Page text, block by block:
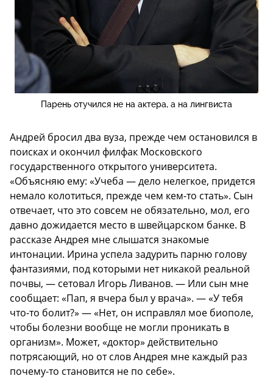
Парень отучился не на актера, а на лингвиста
Андрей бросил два вуза, прежде чем остановился в
поисках и окончил филфак Московского
государственного открытого университета.
«Объясняю ему: «Учеба — дело нелегкое, придется
немало колотиться, прежде чем кем-то стать». Сын
отвечает, что это совсем не обязательно, мол, его
давно дожидается место в швейцарском банке. В
рассказе Андрея мне слышатся знакомые
интонации. Ирина успела задурить парню голову
фантазиями, под которыми нет никакой реальной
почвы, — сетовал Игорь Ливанов. — Или сын мне
сообщает: «Пап, я вчера был у врача». — «У тебя
что-то болит?» — «Нет, он исправлял мое биополе,
чтобы болезни вообще не могли проникать в
организм». Может, «доктор» действительно
потрясающий, но от слов Андрея мне каждый раз
почему-то становится не по себе».